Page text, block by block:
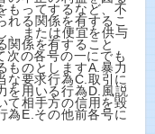
もってするなど、不
れる関係を有するこ
、または便宜を供与
関係を有すること
次の各号の一にでも
ものとしますA.暴力
な要求行為C.取引に
を用いる行為D.風説
て相手方の信用を毀
為E.その他前各号に